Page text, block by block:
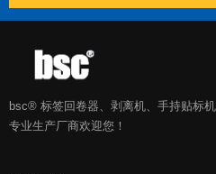
bsc® 标签回卷器、剥离机、手持贴标
专业生产厂商欢迎您！